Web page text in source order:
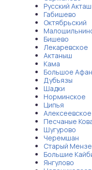
Русский Акташ
Габишево
Октябрьский
Бишево
Лекаревское
Актаныш
Кама
Большое
Дубъязы
Шадки
Норминское
Ципья
Алексеевское
Песчаные
Шугурово
Черемшан
Старый
Большие
Янгулово